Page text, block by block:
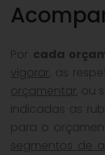
Por cada
vigorar, as
orçamentar, ou
indicadas as
para o
segmentos de